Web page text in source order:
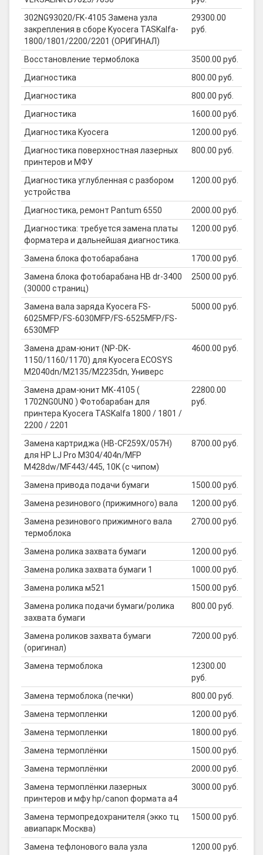
302NG93020/FK-4105 Замена узла
закрепления в сборе Kyocera TASKalfa-
1800/1801/2200/2201 (ОРИГИНАЛ)
29300.00
руб.
Восстановление термоблока
3500.00 руб.
Диагностика
800.00 руб.
Диагностика
800.00 руб.
Диагностика
1600.00 руб.
Диагностика Kyocera
1200.00 руб.
Диагностика поверхностная лазерных
принтеров и МФУ
800.00 руб.
Диагностика углубленная с разбором
устройства
1200.00 руб.
Диагностика, ремонт Pantum 6550
2000.00 руб.
Диагностика: требуется замена платы
форматера и дальнейшая диагностика.
1200.00 руб.
Замена блока фотобарабана
1700.00 руб.
Замена блока фотобарабана HB dr-3400
(30000 страниц)
2500.00 руб.
Замена вала заряда Kyocera FS-
6025MFP/FS-6030MFP/FS-6525MFP/FS-
6530MFP
5000.00 руб.
Замена драм-юнит (NP-DK-
1150/1160/1170) для Kyocera ECOSYS
M2040dn/M2135/M2235dn, Универс
4600.00 руб.
Замена драм-юнит MK-4105 (
1702NG0UN0 ) Фотобарабан для
принтера Kyocera TASKalfa 1800 / 1801 /
2200 / 2201
22800.00
руб.
Замена картриджа (HB-CF259X/057H)
для HP LJ Pro M304/404n/MFP
M428dw/MF443/445, 10K (с чипом)
8700.00 руб.
Замена привода подачи бумаги
1500.00 руб.
Замена резинового (прижимного) вала
1200.00 руб.
Замена резинового прижимного вала
термоблока
2700.00 руб.
Замена ролика захвата бумаги
1200.00 руб.
Замена ролика захвата бумаги 1
1000.00 руб.
Замена ролика м521
1500.00 руб.
Замена ролика подачи бумаги/ролика
захвата бумаги
800.00 руб.
Замена роликов захвата бумаги
(оригинал)
7200.00 руб.
Замена термоблока
12300.00
руб.
Замена термоблока (печки)
800.00 руб.
Замена термопленки
1200.00 руб.
Замена термопленки
1800.00 руб.
Замена термоплёнки
1500.00 руб.
Замена термоплёнки
2000.00 руб.
Замена термоплёнки лазерных
принтеров и мфу hp/canon формата а4
3000.00 руб.
Замена термопредохранителя (экко тц
авиапарк Москва)
1500.00 руб.
Замена тефлонового вала узла
1200.00 руб.